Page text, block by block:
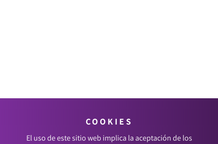
COOKIES
El uso de este sitio web implica la aceptación de los